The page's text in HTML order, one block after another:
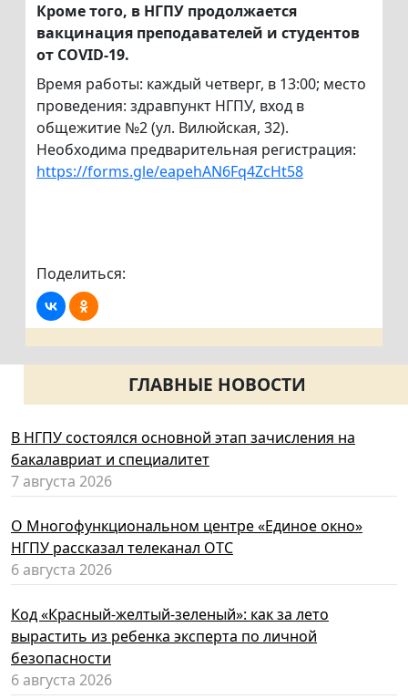
Кроме того, в НГПУ продолжается
вакцинация преподавателей и студентов
от COVID-19.
Время работы: каждый четверг, в 13:00; место
проведения: здравпункт НГПУ, вход в
общежитие №2 (ул. Вилюйская, 32).
Необходима предварительная регистрация:
https://forms.gle/eapehAN6Fq4ZcHt58
Поделиться:
ГЛАВНЫЕ НОВОСТИ
В НГПУ состоялся основной этап зачисления на
бакалавриат и специалитет
7 августа 2026
О Многофункциональном центре «Единое окно»
НГПУ рассказал телеканал ОТС
6 августа 2026
Код «Красный-желтый-зеленый»: как за лето
вырастить из ребенка эксперта по личной
безопасности
6 августа 2026